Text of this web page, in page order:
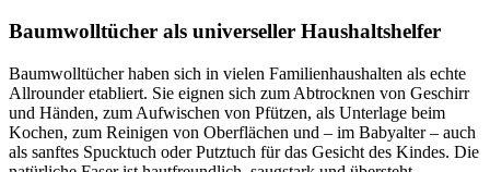
Baumwolltücher als universeller Haushaltshelfer
Baumwolltücher haben sich in vielen Familienhaushalten als echte
Allrounder etabliert. Sie eignen sich zum Abtrocknen von Geschirr
und Händen, zum Aufwischen von Pfützen, als Unterlage beim
Kochen, zum Reinigen von Oberflächen und – im Babyalter – auch
als sanftes Spucktuch oder Putztuch für das Gesicht des Kindes. Die